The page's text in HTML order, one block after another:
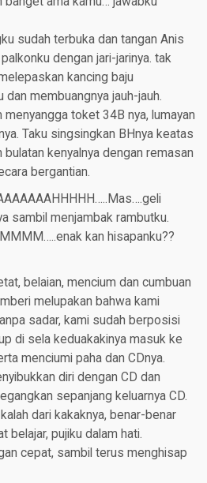
sudah terbuka dan tangan Anis
dengan jari-jarinya. tak
kancing baju
membuangnya jauh-jauh.
toket 34B nya, lumayan
Taku singsingkan BHnya keatas
kenyalnya dengan remasan
bergantian.
sambil menjambak rambutku.
kan hisapanku??
belaian, mencium dan cumbuan
melupakan bahwa kami
sadar, kami sudah berposisi
di sela keduakakinya masuk ke
menciumi paha dan CDnya.
diri dengan CD dan
sepanjang keluarnya CD.
dari kakaknya, benar-benar
belajar, pujiku dalam hati.
cepat, sambil terus menghisap